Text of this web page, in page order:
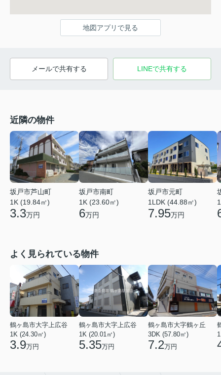
地図アプリで見る
メールで共有する LINEで共有する
近隣の物件
坂戸市芦山町
1K (19.84㎡)
3.3万円
坂戸市南町
1K (23.60㎡)
6万円
坂戸市元町
1LDK (44.88㎡)
7.95万円
よく見られている物件
鶴ヶ島市大字上広谷
1K (24.30㎡)
3.9万円
鶴ヶ島市大字上広谷
1K (20.01㎡)
5.35万円
鶴ヶ島市大字鶴ヶ丘
3DK (57.80㎡)
7.2万円